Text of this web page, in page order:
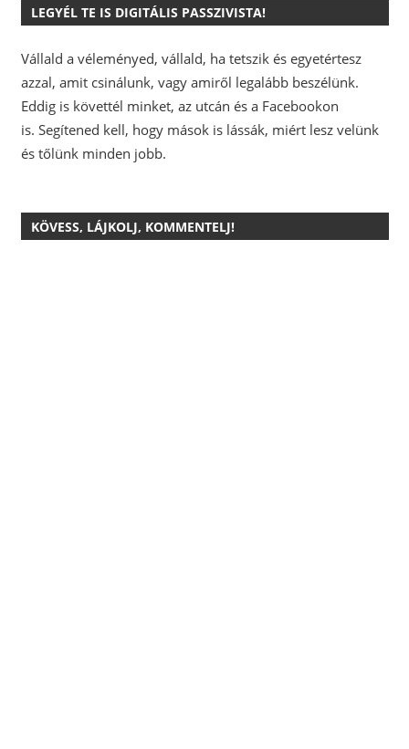
LEGYÉL TE IS DIGITÁLIS PASSZIVISTA!
Vállald a véleményed, vállald, ha tetszik és egyetértesz
azzal, amit csinálunk, vagy amiről legalább beszélünk.
Eddig is követtél minket, az utcán és a Facebookon
is. Segítened kell, hogy mások is lássák, miért lesz velünk
és tőlünk minden jobb.
KÖVESS, LÁJKOLJ, KOMMENTELJ!